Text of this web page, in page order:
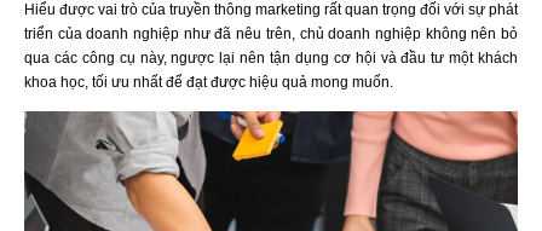
Hiểu được vai trò của truyền thông marketing rất quan trọng đối với sự phát
triển của doanh nghiệp như đã nêu trên, chủ doanh nghiệp không nên bỏ
qua các công cụ này, ngược lại nên tận dụng cơ hội và đầu tư một khách
khoa học, tối ưu nhất để đạt được hiệu quả mong muốn.